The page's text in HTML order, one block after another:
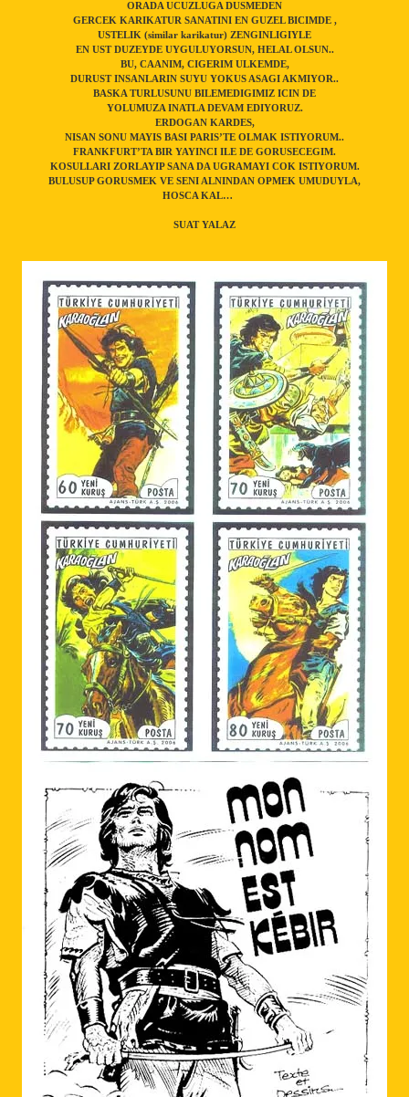
ORADA UCUZLUGA DUSMEDEN
GERCEK KARIKATUR SANATINI EN GUZEL BICIMDE ,
USTELIK (similar karikatur) ZENGINLIGIYLE
EN UST DUZEYDE UYGULUYORSUN, HELAL OLSUN..
BU, CAANIM, CIGERIM ULKEMDE,
DURUST INSANLARIN SUYU YOKUS ASAGI AKMIYOR..
BASKA TURLUSUNU BILEMEDIGIMIZ ICIN DE
YOLUMUZA INATLA DEVAM EDIYORUZ.
ERDOGAN KARDES,
NISAN SONU MAYIS BASI PARIS’TE OLMAK ISTIYORUM..
FRANKFURT’TA BIR YAYINCI ILE DE GORUSECEGIM.
KOSULLARI ZORLAYIP SANA DA UGRAMAYI COK ISTIYORUM.
BULUSUP GORUSMEK VE SENI ALNINDAN OPMEK UMUDUYLA,
HOSCA KAL…
SUAT YALAZ